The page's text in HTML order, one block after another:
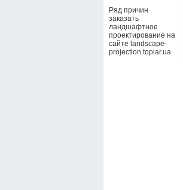
Ряд причин
заказать
ландшафтное
проектирование на
сайте landscape-
projection.topiar.ua